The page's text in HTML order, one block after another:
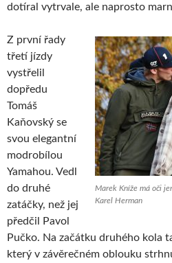
dotíral vytrvale, ale naprosto
Marek Kníže má oči
Karel Herman
Z první řady
třetí jízdy
vystřelil
dopředu
Tomáš
Kaňovský se
svou elegantní
modrobílou
Yamahou. Vedl
do druhé
zatáčky, než jej
předčil Pavol
Pučko. Na začátku druhého kola
který v závěrečném oblouku